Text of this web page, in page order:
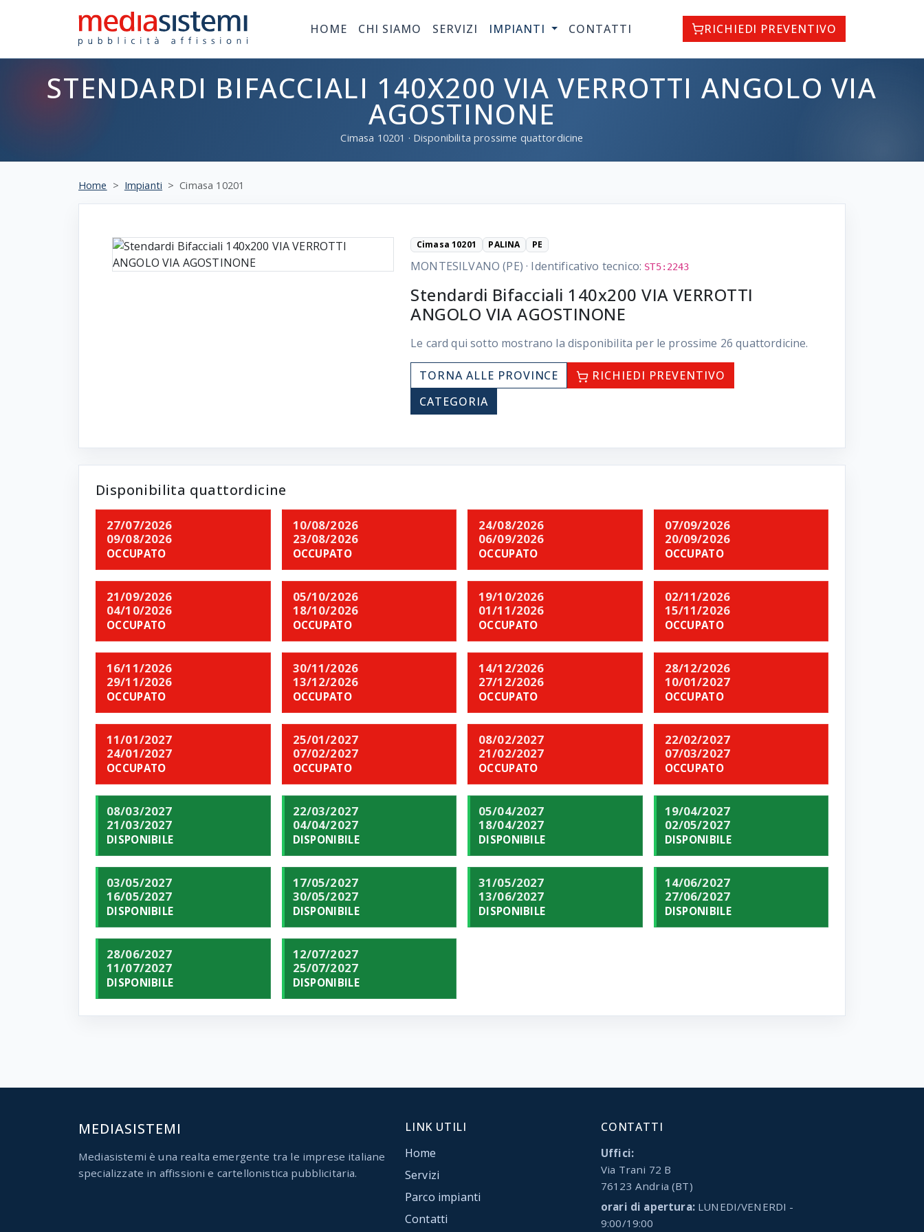
HOME CHI SIAMO SERVIZI IMPIANTI CONTATTI RICHIEDI PREVENTIVO
STENDARDI BIFACCIALI 140X200 VIA VERROTTI ANGOLO VIA
AGOSTINONE
Cimasa 10201 · Disponibilita prossime quattordicine
Home Impianti Cimasa 10201
Cimasa 10201 PALINA PE
MONTESILVANO (PE) · Identificativo tecnico: ST5:2243
Stendardi Bifacciali 140x200 VIA VERROTTI
ANGOLO VIA AGOSTINONE
Le card qui sotto mostrano la disponibilita per le prossime 26 quattordicine.
TORNA ALLE PROVINCE
RICHIEDI PREVENTIVO
CATEGORIA
Disponibilita quattordicine
27/07/2026
09/08/2026
OCCUPATO
10/08/2026
23/08/2026
OCCUPATO
24/08/2026
06/09/2026
OCCUPATO
07/09/2026
20/09/2026
OCCUPATO
21/09/2026
04/10/2026
OCCUPATO
05/10/2026
18/10/2026
OCCUPATO
19/10/2026
01/11/2026
OCCUPATO
02/11/2026
15/11/2026
OCCUPATO
16/11/2026
29/11/2026
OCCUPATO
30/11/2026
13/12/2026
OCCUPATO
14/12/2026
27/12/2026
OCCUPATO
28/12/2026
10/01/2027
OCCUPATO
11/01/2027
24/01/2027
OCCUPATO
25/01/2027
07/02/2027
OCCUPATO
08/02/2027
21/02/2027
OCCUPATO
22/02/2027
07/03/2027
OCCUPATO
08/03/2027
21/03/2027
DISPONIBILE
22/03/2027
04/04/2027
DISPONIBILE
05/04/2027
18/04/2027
DISPONIBILE
19/04/2027
02/05/2027
DISPONIBILE
03/05/2027
16/05/2027
DISPONIBILE
17/05/2027
30/05/2027
DISPONIBILE
31/05/2027
13/06/2027
DISPONIBILE
14/06/2027
27/06/2027
DISPONIBILE
28/06/2027
11/07/2027
DISPONIBILE
12/07/2027
25/07/2027
DISPONIBILE
MEDIASISTEMI
Mediasistemi è una realta emergente tra le imprese italiane
specializzate in affissioni e cartellonistica pubblicitaria.
LINK UTILI
Home
Servizi
Parco impianti
Contatti
CONTATTI
Uffici:
Via Trani 72 B
76123 Andria (BT)
orari di apertura:LUNEDI/VENERDI -
9:00/19:00